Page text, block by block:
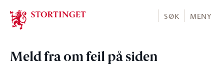
Stortinget.no
SØK MENY
Meld fra om feil på siden